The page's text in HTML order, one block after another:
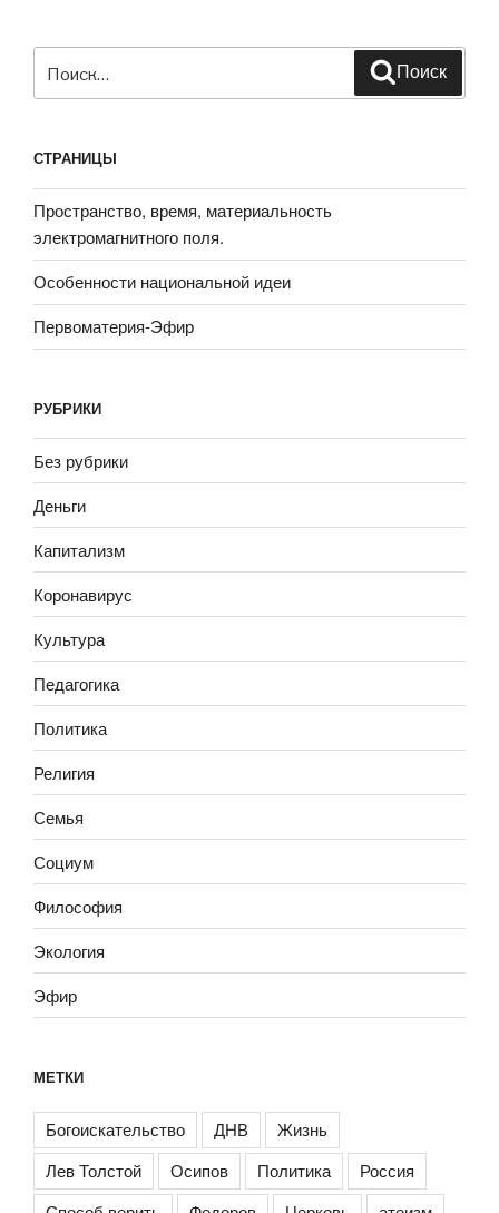
Поиск
СТРАНИЦЫ
Пространство, время, материальность
электромагнитного поля.
Особенности национальной идеи
Первоматерия-Эфир
РУБРИКИ
Без рубрики
Деньги
Капитализм
Коронавирус
Культура
Педагогика
Политика
Религия
Семья
Социум
Философия
Экология
Эфир
МЕТКИ
Богоискательство ДНВ
Жизнь
Лев Толстой
Осипов Политика
Россия